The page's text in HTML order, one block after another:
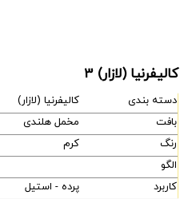
کالیفرنیا (لازار) 3
دسته بندی
کالیفرنیا (لازار)
بافت
مخمل هلندی
رنگ
کرم
الگو
کاربرد
پرده - استیل